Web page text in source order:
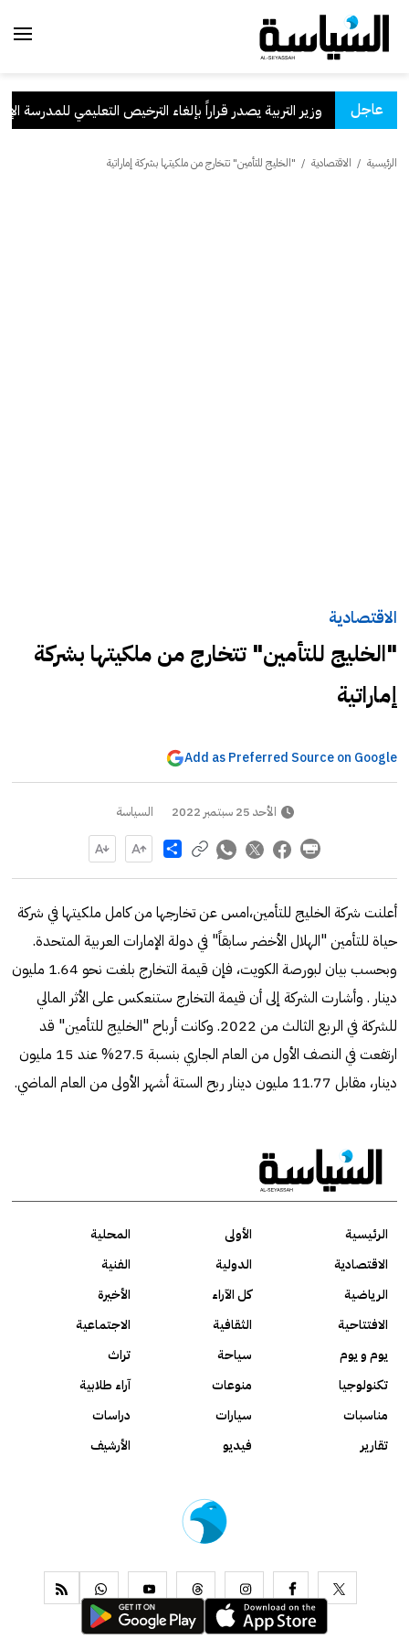
عاجل
. وزير التربية يصدر قراراً بإلغاء الترخيص التعليمي للمدرسة
الرئيسية / الاقتصادية / "الخليج للتأمين" تتخارج من ملكيتها بشركة إماراتية
الاقتصادية
"الخليج للتأمين" تتخارج من ملكيتها بشركة
إماراتية
Add as Preferred Source on Google
الأحد 25 سبتمبر 2022 السياسة
Share
أعلنت شركة الخليج للتأمين،امس عن تخارجها من كامل ملكيتها في شركة
حياة للتأمين "الهلال الأخضر سابقاً" في دولة الإمارات العربية المتحدة.
وبحسب بيان لبورصة الكويت، فإن قيمة التخارج بلغت نحو 1.64 مليون
دينار . وأشارت الشركة إلى أن قيمة التخارج ستنعكس على الأثر المالي
للشركة في الربع الثالث من 2022. وكانت أرباح "الخليج للتأمين" قد
ارتفعت في النصف الأول من العام الجاري بنسبة 27.5% عند 15 مليون
دينار، مقابل 11.77 مليون دينار ربح الستة أشهر الأولى من العام الماضي.
الرئيسية الأولى
المحلية
الاقتصادية
الدولية
الفنية
الرياضية
كل الآراء
الأخيرة
الافتتاحية
الثقافية
الاجتماعية
يوم و يوم
سياحة
تراث
تكنولوجيا
منوعات
آراء طلابية
مناسبات
سيارات
دراسات
تقارير
فيديو الأرشيف